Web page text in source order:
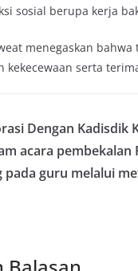
sosial berupa kerja
menegaskan
kekecewaan serta
Dengan Kadisdik
acara pembekalan
pada guru melalui